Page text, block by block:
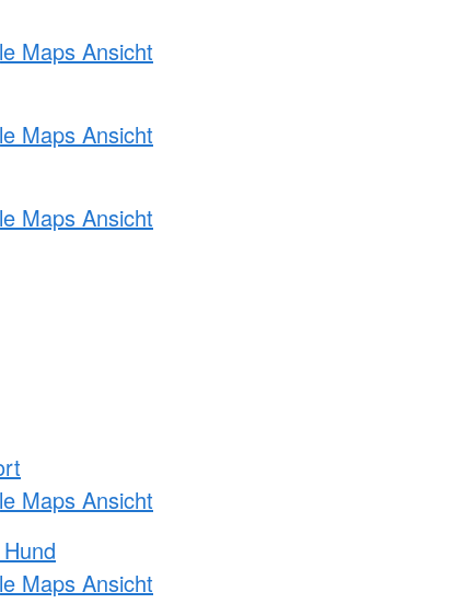
Maps Ansicht
Maps Ansicht
Maps Ansicht
Maps Ansicht
Maps Ansicht